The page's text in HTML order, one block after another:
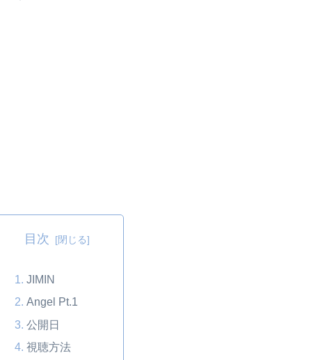
目次
JIMIN
Angel Pt.1
公開日
視聴方法